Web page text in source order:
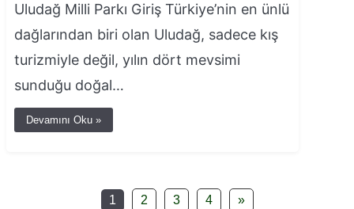
Uludağ Milli Parkı Giriş Türkiye’nin en ünlü
dağlarından biri olan Uludağ, sadece kış
turizmiyle değil, yılın dört mevsimi
sunduğu doğal…
Devamını Oku »
1 2 3 4 »